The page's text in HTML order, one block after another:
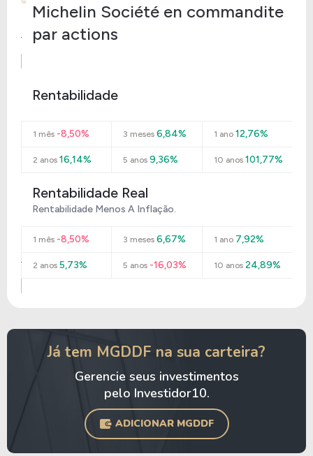
Michelin Société en commandite
par actions
Rentabilidade
1 mês -8,50% 3 meses 6,84% 1 ano12,76%
2 anos 16,14% 5 anos 9,36% 10 anos101,77%
Rentabilidade Real
Rentabilidade Menos A Inflação.
1 mês -8,50% 3 meses 6,67% 1 ano7,92%
2 anos 5,73% 5 anos -16,03% 10 anos24,89%
Já tem MGDDF na sua carteira?
Gerencie seus investimentos
pelo Investidor10.
ADICIONAR MGDDF